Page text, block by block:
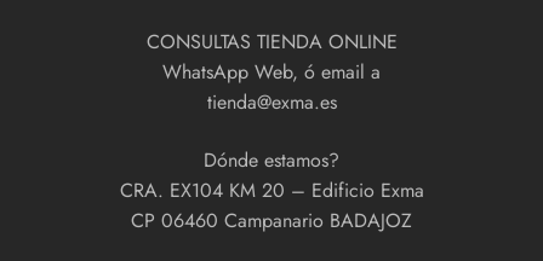
CONSULTAS TIENDA ONLINE
WhatsApp Web, ó email a
tienda@exma.es
Dónde estamos?
CRA. EX104 KM 20 – Edificio Exma
CP 06460 Campanario BADAJOZ